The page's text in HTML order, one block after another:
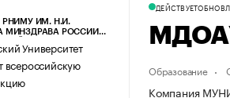
РНИМУ ИМ. Н.И.
МИНЗДРАВА РОССИИ
Университет
всероссийскую
ДЕЙСТВУЕТ
Образование
Компания